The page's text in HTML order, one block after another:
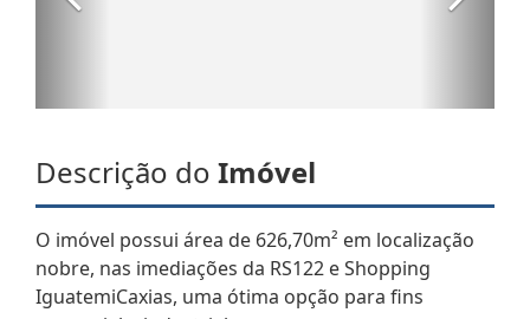
Descrição do Imóvel
O imóvel possui área de 626,70m² em localização
nobre, nas imediações da RS122 e Shopping
IguatemiCaxias, uma ótima opção para fins